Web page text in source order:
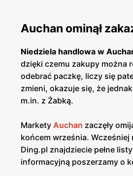
Auchan ominął
Niedziela handlowa w
dzięki czemu zakupy można
odebrać paczkę, liczy się
zmieni, okazuje się, że
m.in. z Żabką.
Markety Auchan zaczęły
końcem września.
Ding.pl znajdziecie pełne
informacyjną poszerzamy o